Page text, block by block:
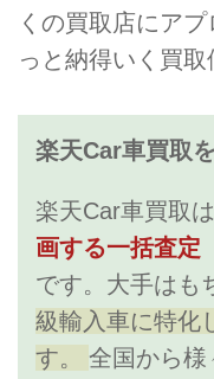
くの買取店にア
っと納得いく買取
楽天Car車買取
楽天Car車買取は
画する一括査定
です。大手はも
級輸入車に特化
す。
全国から